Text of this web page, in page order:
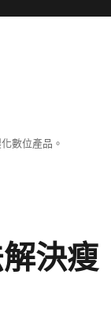
數位產品。
決瘦